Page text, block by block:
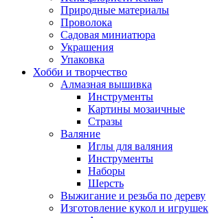
Природные материалы
Проволока
Садовая миниатюра
Украшения
Упаковка
Хобби и творчество
Алмазная вышивка
Инструменты
Картины мозаичные
Стразы
Валяние
Иглы для валяния
Инструменты
Наборы
Шерсть
Выжигание и резьба по дереву
Изготовление кукол и игрушек